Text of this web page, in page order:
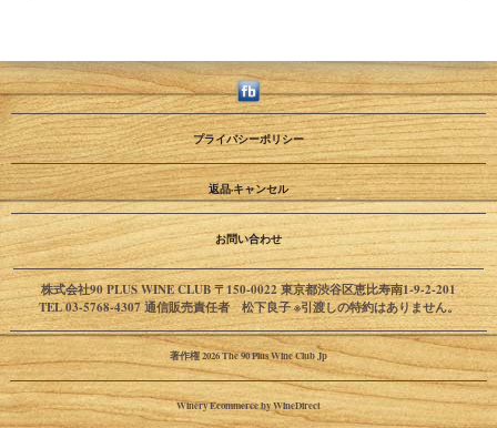
プライバシーポリシー
返品·キャンセル
お問い合わせ
株式会社90 PLUS WINE CLUB 〒150-0022 東京都渋谷区恵比寿南1-9-2-201
TEL 03-5768-4307 通信販売責任者 松下良子 ※引渡しの特約はありません。
著作権 2026 The 90 Plus Wine Club Jp
Winery Ecommerce by WineDirect